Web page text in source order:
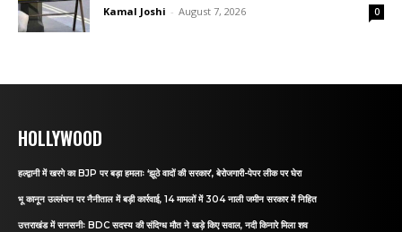
Kamal Joshi - August 7, 2026 0
HOLLYWOOD
हल्द्वानी में खरगे का BJP पर बड़ा हमलाः ‘झूठे वादों की सरकार’, बेरोजगारी-पेपर लीक पर घेरा
भू कानून उल्लंघन पर नैनीताल में बड़ी कार्रवाई, 14 मामलों में 304 नाली जमीन सरकार में निहित
उत्तराखंड में सनसनीः BDC सदस्य की संदिग्ध मौत ने खड़े किए सवाल, नदी किनारे मिला शव